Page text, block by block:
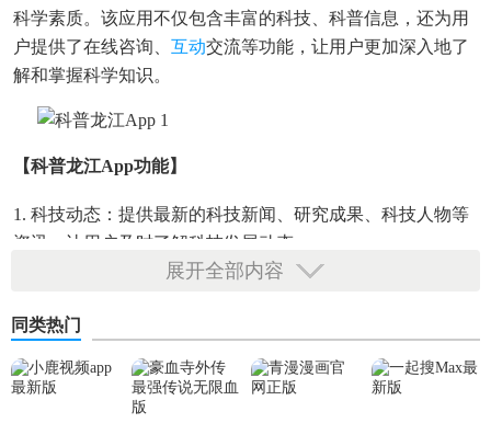
科学素质。该应用不仅包含丰富的科技、科普信息，还为用
户提供了在线咨询、 互动交流等功能，让用户更加深入地了
解和掌握科学知识。
【科普龙江app功能】
1. 科技动态：提供最新的科技新闻、研究成果、科技人物等
资讯，让用户及时了解科技发展动态。
讯，帮助农民朋友了解市场动态，提高农业生产效益。
3. 健康养生：提供养生保健、疾病预防、健康饮食
等资讯，
帮助用户
健康的生活方式。
展开全部内容
同类热门